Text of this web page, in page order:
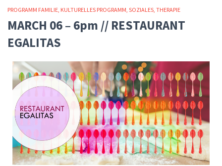
PROGRAMM FAMILIE KULTURELLES PROGRAMM SOZIALES THERAPIE
MARCH 06 – 6pm // RESTAURANT
EGALITAS